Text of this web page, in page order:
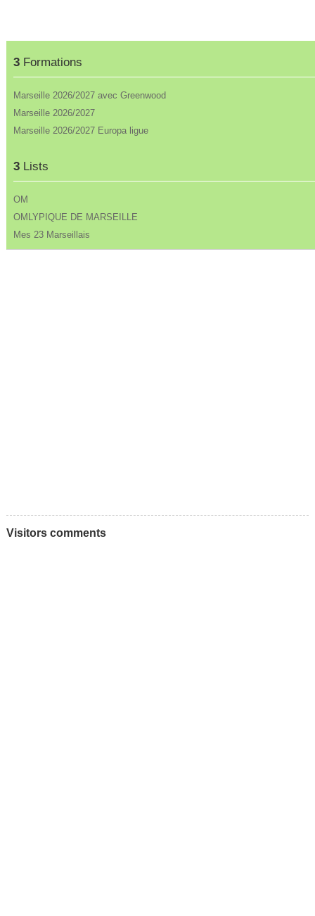
3Formations
Marseille 2026/2027 avec Greenwood
Marseille 2026/2027
Marseille 2026/2027 Europa ligue
3Lists
OM
OMLYPIQUE DE MARSEILLE
Mes 23 Marseillais
Visitors comments